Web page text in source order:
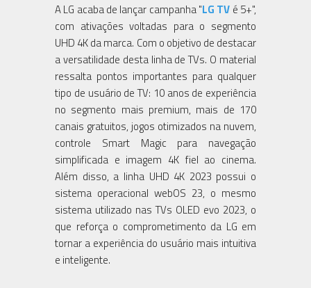
A LG acaba de lançar campanha "LG TV é 5+",
com ativações voltadas para o segmento
UHD 4K da marca. Com o objetivo de destacar
a versatilidade desta linha de TVs. O material
ressalta pontos importantes para qualquer
tipo de usuário de TV: 10 anos de experiência
no segmento mais premium, mais de 170
canais gratuitos, jogos otimizados na nuvem,
controle Smart Magic para navegação
simplificada e imagem 4K fiel ao cinema.
Além disso, a linha UHD 4K 2023 possui o
sistema operacional webOS 23, o mesmo
sistema utilizado nas TVs OLED evo 2023, o
que reforça o comprometimento da LG em
tornar a experiência do usuário mais intuitiva
e inteligente.